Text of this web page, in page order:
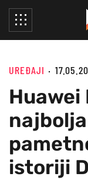
UREĐAJI
Huawei
istoriji